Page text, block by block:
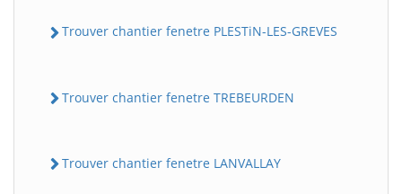
Trouver chantier fenetre PLESTiN-LES-GREVES
Trouver chantier fenetre TREBEURDEN
Trouver chantier fenetre LANVALLAY